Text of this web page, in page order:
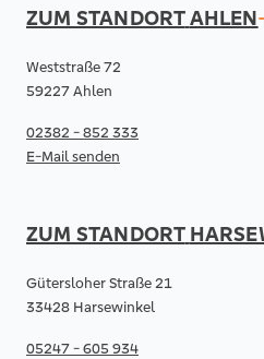
ZUM STANDORTAHLEN
Weststraße 72
59227 Ahlen
02382 - 852 333
E-Mail senden
ZUM STANDORT
Gütersloher Straße 21
33428 Harsewinkel
05247 - 605 934